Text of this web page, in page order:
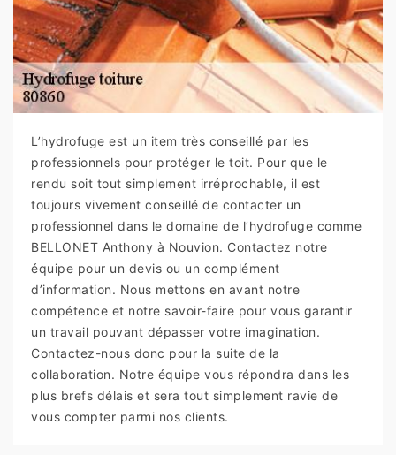
L’hydrofuge est un item très conseillé par les
professionnels pour protéger le toit. Pour que le
rendu soit tout simplement irréprochable, il est
toujours vivement conseillé de contacter un
professionnel dans le domaine de l’hydrofuge comme
BELLONET Anthony à Nouvion. Contactez notre
équipe pour un devis ou un complément
d’information. Nous mettons en avant notre
compétence et notre savoir-faire pour vous garantir
un travail pouvant dépasser votre imagination.
Contactez-nous donc pour la suite de la
collaboration. Notre équipe vous répondra dans les
plus brefs délais et sera tout simplement ravie de
vous compter parmi nos clients.